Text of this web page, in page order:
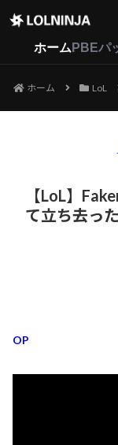
ホーム PBEパ
ホーム LoL
【LoL】
て立ち去った
OP